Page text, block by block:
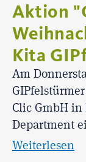
Aktion
Kita
Am
Clic GmbH in
Department
Weiterlesen